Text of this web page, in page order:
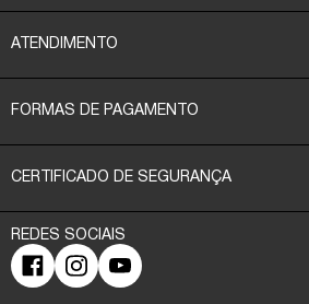
ATENDIMENTO
FORMAS DE PAGAMENTO
CERTIFICADO DE SEGURANÇA